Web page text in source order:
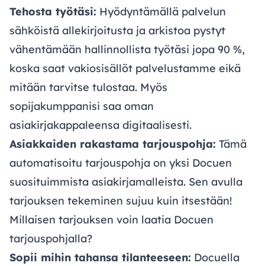
Tehosta työtäsi: Hyödyntämällä palvelun
sähköistä allekirjoitusta ja arkistoa pystyt
vähentämään hallinnollista työtäsi jopa 90 %,
koska saat vakiosisällöt palvelustamme eikä
mitään tarvitse tulostaa. Myös
sopijakumppanisi saa oman
asiakirjakappaleensa digitaalisesti.
Asiakkaiden rakastama tarjouspohja: Tämä
automatisoitu tarjouspohja on yksi Docuen
suosituimmista asiakirjamalleista. Sen avulla
tarjouksen tekeminen sujuu kuin itsestään!
Millaisen tarjouksen voin laatia Docuen
tarjouspohjalla?
Sopii mihin tahansa tilanteeseen: Docuella